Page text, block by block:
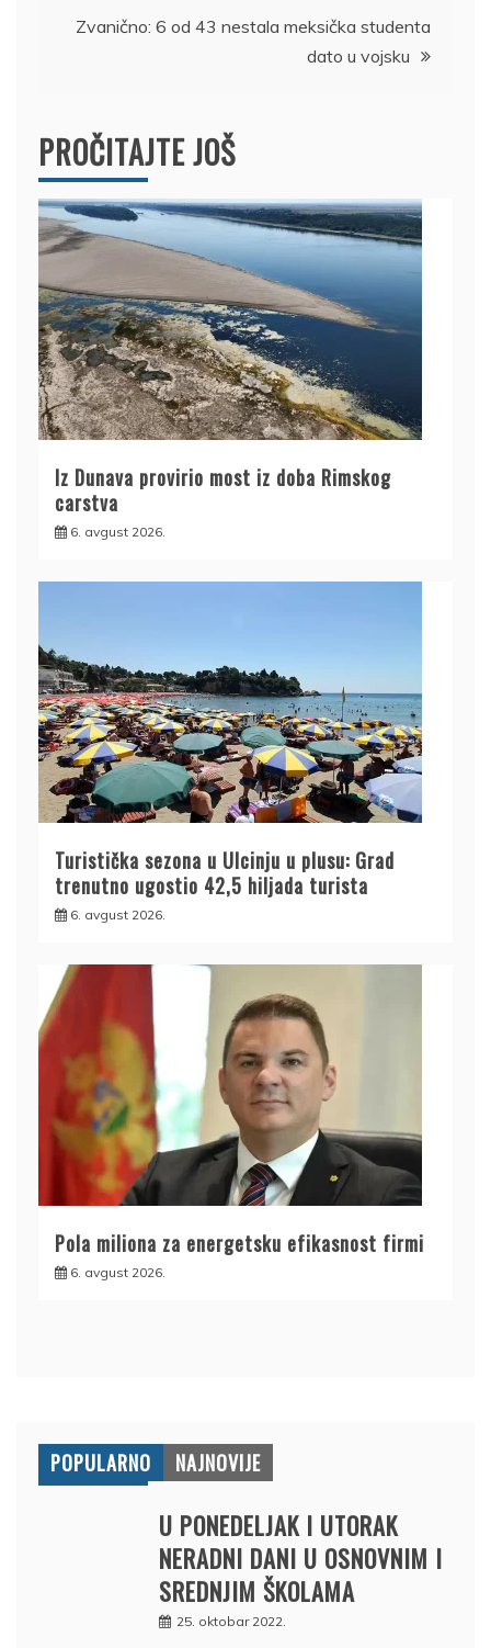
Zvanično: 6 od 43 nestala meksička studenta
dato u vojsku
PROČITAJTE JOŠ
Iz Dunava provirio most iz doba Rimskog
carstva
6. avgust 2026.
Turistička sezona u Ulcinju u plusu: Grad
trenutno ugostio 42,5 hiljada turista
6. avgust 2026.
Pola miliona za energetsku efikasnost firmi
6. avgust 2026.
POPULARNO NAJNOVIJE
U PONEDELJAK I UTORAK
NERADNI DANI U OSNOVNIM I
SREDNJIM ŠKOLAMA
25. oktobar 2022.